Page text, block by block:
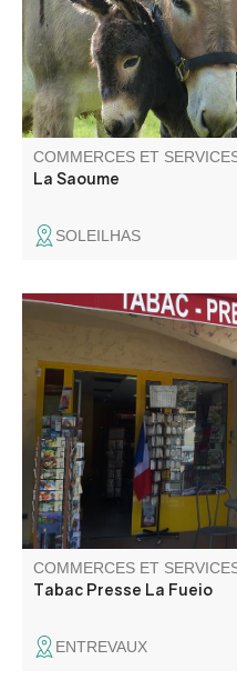
COMMERCES ET
La Saoume
SOLEILHAS
Tabac / Presse / Jeux /
postales, livres régionaux,
COMMERCES ET
Tabac Presse La Fueio
ENTREVAUX